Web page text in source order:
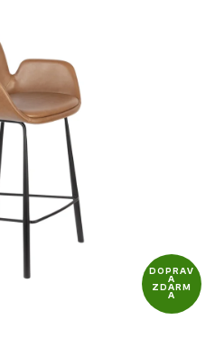
DOPRAV
A
ZDARM
A